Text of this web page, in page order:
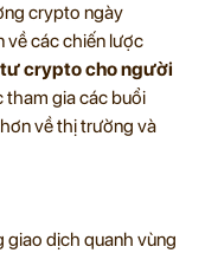
crypto ngày
về các chiến lược
crypto cho người
tham gia các buổi
về thị trường và
giao dịch quanh vùng